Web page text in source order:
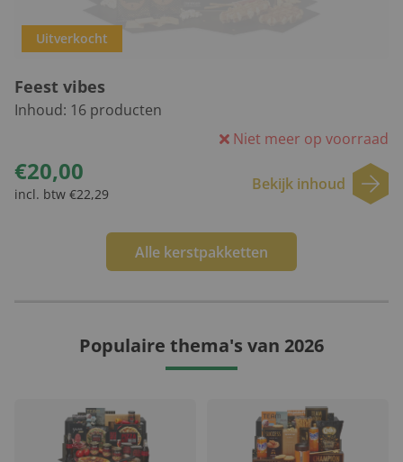
Uitverkocht
Feest vibes
Inhoud: 16 producten
Niet meer op voorraad
€20,00
incl. btw €22,29
Bekijk inhoud
Alle kerstpakketten
Populaire thema's van 2026